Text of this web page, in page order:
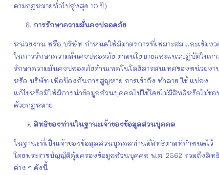
ตามกฎหมายทั่วไปสูงสุด 10 ปี)
การรักษาความมั่นคงปลอดภัย
หน่วยงาน หรือ บริษัท กำหนดให้มีมาตรการที่เหมาะสม และเข้มงว
ในการรักษาความมั่นคงปลอดภัย ตามนโยบายและแนวปฏิบัติในกา
รักษาความมั่นคงปลอดภัยด้านเทคโนโลยีสารสนเทศของหน่วยงา
หรือ บริษัท เพื่อป้องกันการสูญหาย การเข้าถึง ทำลาย ใช้ แปลง
แก้ไขหรือมิให้มีการนำข้อมูลส่วนบุคคลไปใช้โดยไม่มีสิทธิหรือไม่ชอ
ด้วยกฎหมาย
สิทธิของท่านในฐานะเจ้าของข้อมูลส่วนบุคคล
ในฐานะที่เป็นเจ้าของข้อมูลส่วนบุคคลท่านมีสิทธิตามที่กำหนดไว้
โดยพระราชบัญญัติคุ้มครองข้อมูลส่วนบุคคล พ.ศ. 2562 รวมถึงสิท
ต่าง ๆ ดังนี้